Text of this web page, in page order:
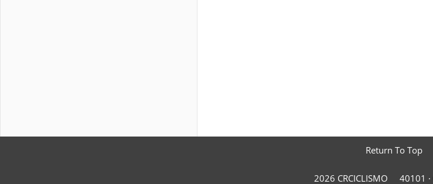
Return To Top
2026 CRCICLISMO 40101 ·